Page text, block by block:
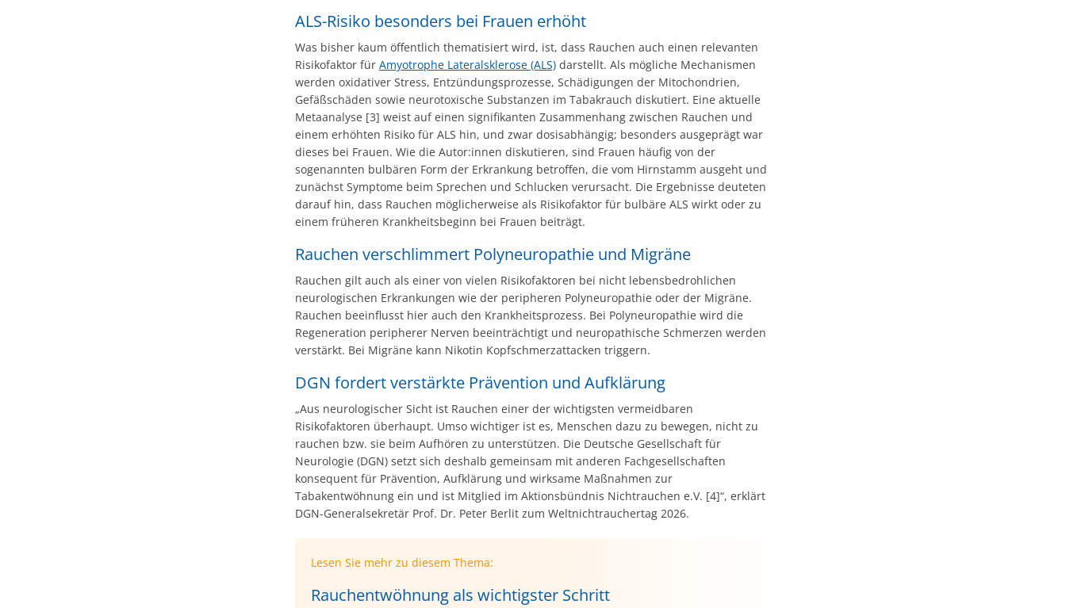
ALS-Risiko besonders bei Frauen erhöht
Was bisher kaum öffentlich thematisiert wird, ist, dass Rauchen auch einen relevanten
Risikofaktor für Amyotrophe Lateralsklerose (ALS) darstellt. Als mögliche Mechanismen
werden oxidativer Stress, Entzündungsprozesse, Schädigungen der Mitochondrien,
Gefäßschäden sowie neurotoxische Substanzen im Tabakrauch diskutiert. Eine aktuelle
Metaanalyse [3] weist auf einen signifikanten Zusammenhang zwischen Rauchen und
einem erhöhten Risiko für ALS hin, und zwar dosisabhängig; besonders ausgeprägt war
dieses bei Frauen. Wie die Autor:innen diskutieren, sind Frauen häufig von der
sogenannten bulbären Form der Erkrankung betroffen, die vom Hirnstamm ausgeht und
zunächst Symptome beim Sprechen und Schlucken verursacht. Die Ergebnisse deuteten
darauf hin, dass Rauchen möglicherweise als Risikofaktor für bulbäre ALS wirkt oder zu
einem früheren Krankheitsbeginn bei Frauen beiträgt.
Rauchen verschlimmert Polyneuropathie und Migräne
Rauchen gilt auch als einer von vielen Risikofaktoren bei nicht lebensbedrohlichen
neurologischen Erkrankungen wie der peripheren Polyneuropathie oder der Migräne.
Rauchen beeinflusst hier auch den Krankheitsprozess. Bei Polyneuropathie wird die
Regeneration peripherer Nerven beeinträchtigt und neuropathische Schmerzen werden
verstärkt. Bei Migräne kann Nikotin Kopfschmerzattacken triggern.
DGN fordert verstärkte Prävention und Aufklärung
„Aus neurologischer Sicht ist Rauchen einer der wichtigsten vermeidbaren
Risikofaktoren überhaupt. Umso wichtiger ist es, Menschen dazu zu bewegen, nicht zu
rauchen bzw. sie beim Aufhören zu unterstützen. Die Deutsche Gesellschaft für
Neurologie (DGN) setzt sich deshalb gemeinsam mit anderen Fachgesellschaften
konsequent für Prävention, Aufklärung und wirksame Maßnahmen zur
Tabakentwöhnung ein und ist Mitglied im Aktionsbündnis Nichtrauchen e.V. [4]“, erklärt
DGN-Generalsekretär Prof. Dr. Peter Berlit zum Weltnichtrauchertag 2026.
Lesen Sie mehr zu diesem Thema:
Rauchentwöhnung als wichtigster Schritt